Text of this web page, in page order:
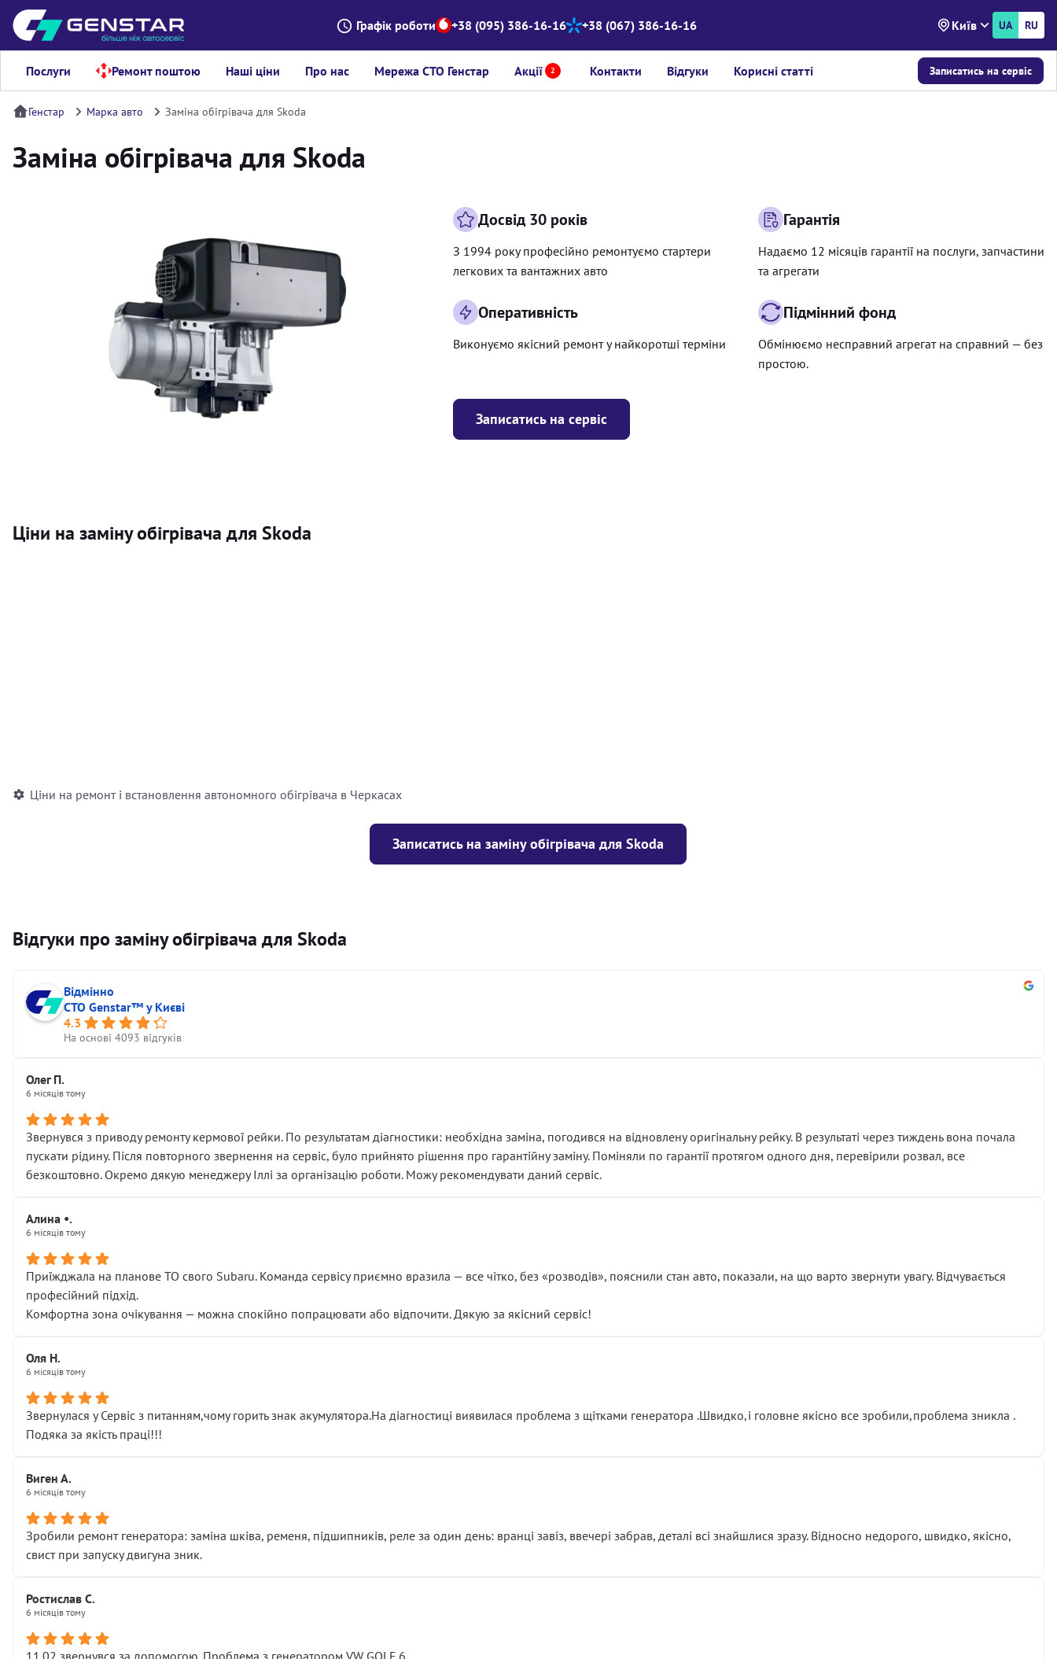
Графік роботи +38 (095) 386-16-16 +38 (067) 386-16-16 Київ UA RU
Послуги Ремонт поштою Наші ціни Про нас Мережа СТО Генстар Акції 2 Контакти Відгуки Корисні статті Записатись на сервіс
Генстар Марка авто Заміна обігрівача для Skoda
Заміна обігрівача для Skoda
Записатись на сервіс
Досвід 30 років
З 1994 року професійно ремонтуємо стартери
легкових та вантажних авто
Гарантія
Надаємо 12 місяців гарантії на послуги, запчастини
та агрегати
Оперативність
Виконуємо якісний ремонт у найкоротші терміни
Підмінний фонд
Обмінюємо несправний агрегат на справний — без
простою.
Ціни на заміну обігрівача для Skoda
Ціни на ремонт і встановлення автономного обігрівача в Черкасах
Записатись на заміну обігрівача для Skoda
Відгуки про заміну обігрівача для Skoda
Відмінно
СТО Genstar™ у Києві
4.3
На основі 4093 відгуків
Олег П.
6 місяців тому
Звернувся з приводу ремонту кермової рейки. По результатам діагностики: необхідна заміна, погодився на відновлену оригінальну рейку. В результаті через тиждень вона почала
пускати рідину. Після повторного звернення на сервіс, було прийнято рішення про гарантійну заміну. Поміняли по гарантії протягом одного дня, перевірили розвал, все
безкоштовно. Окремо дякую менеджеру Іллі за організацію роботи. Можу рекомендувати даний сервіс.
Алина •.
6 місяців тому
Приїжджала на планове ТО свого Subaru. Команда сервісу приємно вразила — все чітко, без «розводів», пояснили стан авто, показали, на що варто звернути увагу. Відчувається
професійний підхід.
Комфортна зона очікування — можна спокійно попрацювати або відпочити. Дякую за якісний сервіс!
Оля Н.
6 місяців тому
Звернулася у Сервіс з питанням,чому горить знак акумулятора.На діагностиці виявилася проблема з щітками генератора .Швидко,і головне якісно все зробили,проблема зникла .
Подяка за якість праці!!!
Виген А.
6 місяців тому
Зробили ремонт генератора: заміна шківа, ременя, підшипників, реле за один день: вранці завіз, ввечері забрав, деталі всі знайшлися зразу. Відносно недорого, швидко, якісно,
свист при запуску двигуна зник.
Ростислав С.
6 місяців тому
11.02 звернувся за допомогою. Проблема з генератором VW GOLF 6.